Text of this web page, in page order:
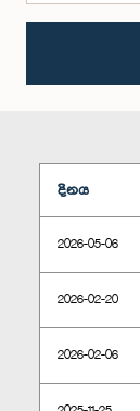
දිනය
2026-05-06
2026-02-20
2026-02-06